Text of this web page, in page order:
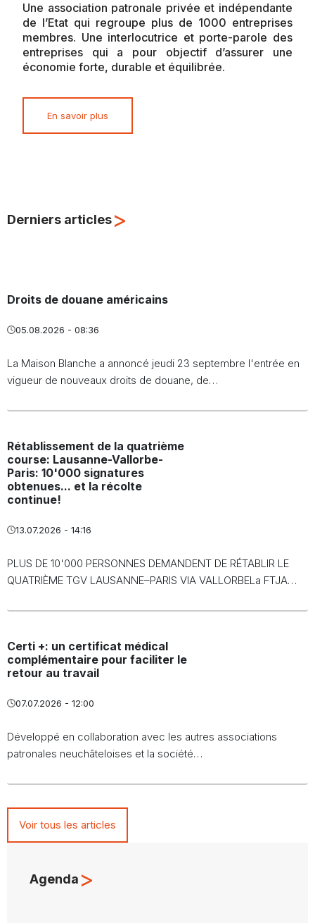
Une association patronale privée et indépendante
de l’Etat qui regroupe plus de 1000 entreprises
membres. Une interlocutrice et porte-parole des
entreprises qui a pour objectif d’assurer une
économie forte, durable et équilibrée.
En savoir plus
Derniers articles>
Droits de douane américains
05.08.2026 - 08:36
La Maison Blanche a annoncé jeudi 23 septembre l'entrée en
vigueur de nouveaux droits de douane, de…
Rétablissement de la quatrième
course: Lausanne-Vallorbe-
Paris: 10'000 signatures
obtenues... et la récolte
continue!
13.07.2026 - 14:16
PLUS DE 10'000 PERSONNES DEMANDENT DE RÉTABLIR LE
QUATRIÈME TGV LAUSANNE–PARIS VIA VALLORBELa FTJA…
Certi +: un certificat médical
complémentaire pour faciliter le
retour au travail
07.07.2026 - 12:00
Développé en collaboration avec les autres associations
patronales neuchâteloises et la société…
Voir tous les articles
Agenda >